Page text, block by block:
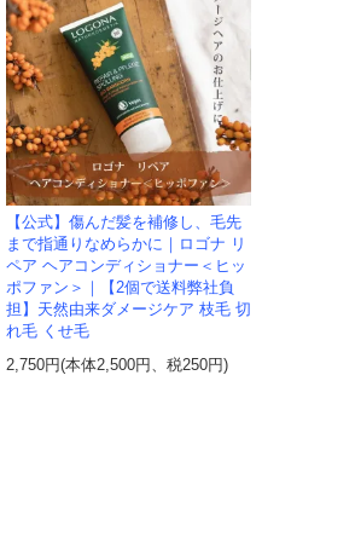
【公式】傷んだ髪を補修し、毛先
まで指通りなめらかに｜ロゴナ リ
ペア ヘアコンディショナー＜ヒッ
ポファン＞｜【2個で送料弊社負
担】天然由来ダメージケア 枝毛 切
れ毛 くせ毛
2,750円(本体2,500円、税250円)